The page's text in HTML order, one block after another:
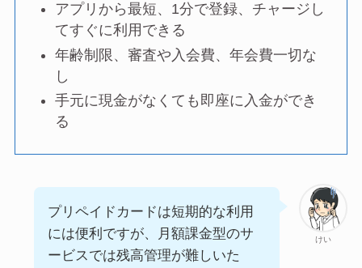
アプリから最短、1分で登録、チャージし
てすぐに利用できる
年齢制限、審査や入会費、年会費一切な
し
手元に現金がなくても即座に入金ができ
る
けい
プリペイドカードは短期的な利用
には便利ですが、月額課金型のサ
ービスでは残高管理が難しいた